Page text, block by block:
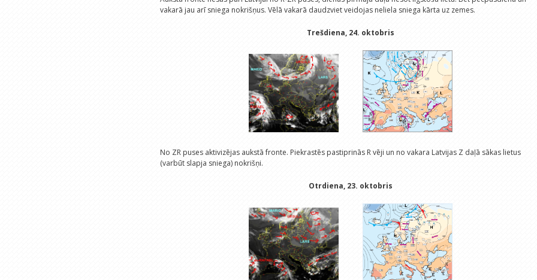
vakarā jau arī sniega nokrišņus. Vēlā vakarā daudzviet veidojas neliela sniega kārta uz zemes.
Trešdiena, 24. oktobris
No ZR puses aktivizējas aukstā fronte. Piekrastēs pastiprinās R vēji un no vakara Latvijas Z daļā sākas lietus
(varbūt slapja sniega) nokrišņi.
Otrdiena, 23. oktobris